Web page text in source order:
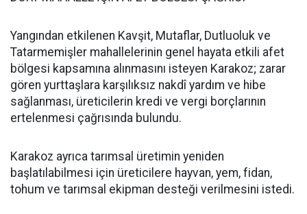
Yangından etkilenen Kavşit, Mutaflar, Dutluoluk ve
Tatarmemişler mahallelerinin genel hayata etkili afet
bölgesi kapsamına alınmasını isteyen Karakoz; zarar
gören yurttaşlara karşılıksız nakdî yardım ve hibe
sağlanması, üreticilerin kredi ve vergi borçlarının
ertelenmesi çağrısında bulundu.
Karakoz ayrıca tarımsal üretimin yeniden
başlatılabilmesi için üreticilere hayvan, yem, fidan,
tohum ve tarımsal ekipman desteği verilmesini istedi.